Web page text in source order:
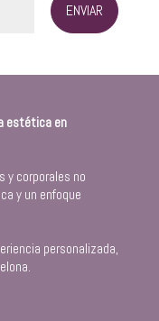
ENVIAR
estética en
corporales no
y un enfoque
personalizada,